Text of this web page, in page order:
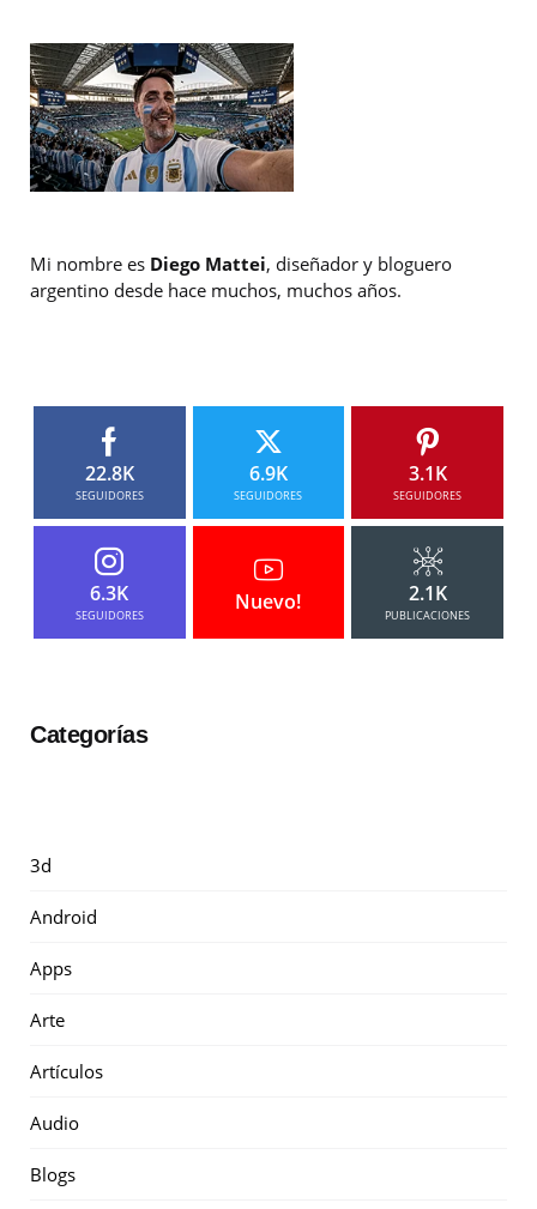
Mi nombre es Diego Mattei, diseñador y bloguero
argentino desde hace muchos, muchos años.
22.8K
SEGUIDORES
6.9K
SEGUIDORES
3.1K
SEGUIDORES
6.3K
SEGUIDORES
Nuevo! 2.1K
PUBLICACIONES
Categorías
3d
Android
Apps
Arte
Artículos
Audio
Blogs